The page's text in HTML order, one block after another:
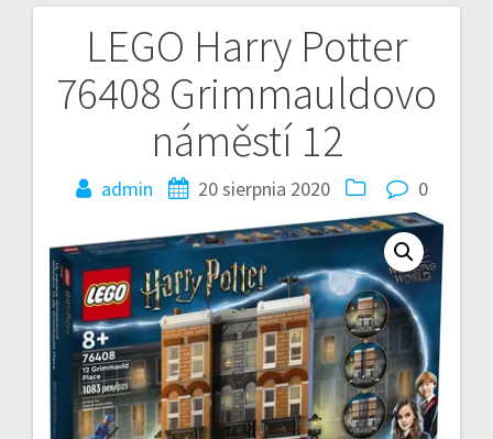
LEGO Harry Potter
76408 Grimmauldovo
náměstí 12
admin 20 sierpnia 2020 0
Nawigacja
wpisu